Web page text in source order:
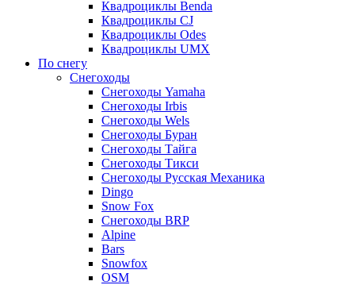
Квадроциклы Benda
Квадроциклы CJ
Квадроциклы Odes
Квадроциклы UMX
По снегу
Снегоходы
Снегоходы Yamaha
Снегоходы Irbis
Снегоходы Wels
Снегоходы Буран
Снегоходы Тайга
Снегоходы Тикси
Снегоходы Русская Механика
Dingo
Snow Fox
Снегоходы BRP
Alpine
Bars
Snowfox
OSM